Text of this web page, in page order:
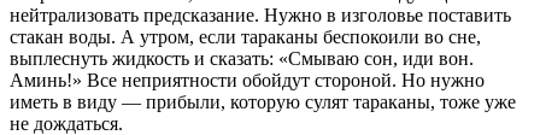
нейтрализовать предсказание. Нужно в изголовье поставить
стакан воды. А утром, если тараканы беспокоили во сне,
выплеснуть жидкость и сказать: «Смываю сон, иди вон.
Аминь!» Все неприятности обойдут стороной. Но нужно
иметь в виду — прибыли, которую сулят тараканы, тоже уже
не дождаться.